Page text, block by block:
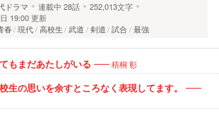
ドラマ 連載中 28話
252,013文字
19:00 更新
春 現代 高校生 武道 剣道 試合 最強
もまだあたしがいる 梧桐 彰
生の思いを余すところなく表現してます。